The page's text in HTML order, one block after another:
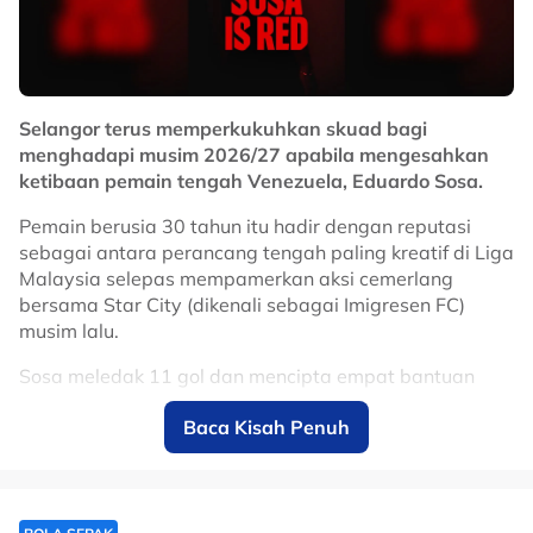
Selangor terus memperkukuhkan skuad bagi
menghadapi musim 2026/27 apabila mengesahkan
ketibaan pemain tengah Venezuela, Eduardo Sosa.
Pemain berusia 30 tahun itu hadir dengan reputasi
sebagai antara perancang tengah paling kreatif di Liga
Malaysia selepas mempamerkan aksi cemerlang
bersama Star City (dikenali sebagai Imigresen FC)
musim lalu.
Sosa meledak 11 gol dan mencipta empat bantuan
jaringan, sekali gus muncul antara pemain import
paling menyerlah dalam saingan domestik.
kreativiti, kawalan permainan dan kebolehan
Baca Kisah Penuh